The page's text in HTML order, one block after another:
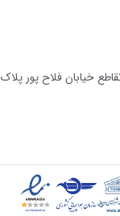
خیابان فلاح پور پلاک 37